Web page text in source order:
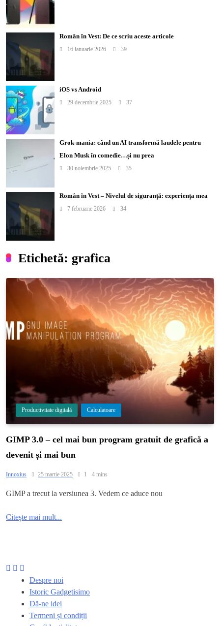
Etichetă: grafica
Productivitate digitală Calculatoare
GIMP 3.0 – cel mai bun program gratuit de grafică a
devenit și mai bun
Innoxius 25 martie 2025 1 4 mins
GIMP a trecut la versiunea 3. Vedem ce aduce nou
Citește mai mult...
Român în Vest: De ce scriu aceste articole
16 ianuarie 2026 39
iOS vs Android
29 decembrie 2025 37
Grok-mania: când un AI transformă laudele pentru
Elon Musk în comedie…și nu prea
30 noiembrie 2025 35
Român în Vest – Nivelul de siguranță: experiența mea
7 februarie 2026 34
Despre noi
Istoric Gadgetisimo
Dă-ne idei
Termeni și condiții